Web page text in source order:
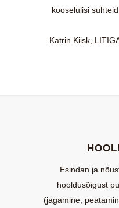
kooselulisi
Katrin Kiisk,
Esindan ja
hooldusõigust
(jagamine,